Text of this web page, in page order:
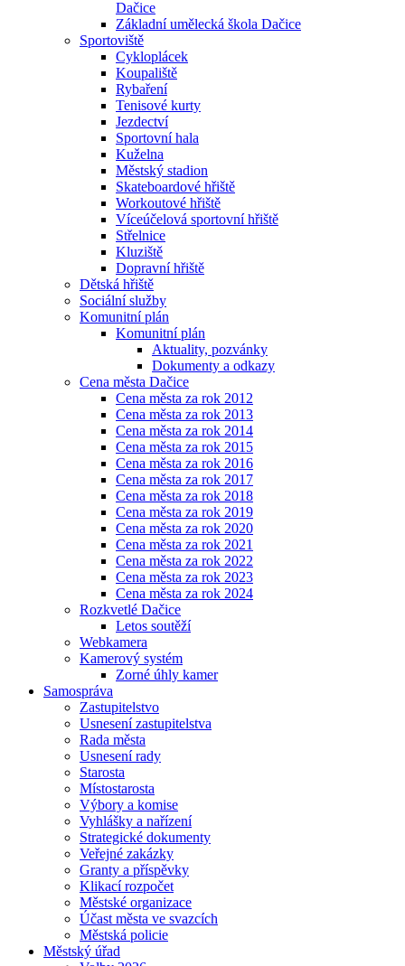
Dačice
Základní umělecká škola Dačice
Sportoviště
Cykloplácek
Koupaliště
Rybaření
Tenisové kurty
Jezdectví
Sportovní hala
Kuželna
Městský stadion
Skateboardové hřiště
Workoutové hřiště
Víceúčelová sportovní hřiště
Střelnice
Kluziště
Dopravní hřiště
Dětská hřiště
Sociální služby
Komunitní plán
Komunitní plán
Aktuality, pozvánky
Dokumenty a odkazy
Cena města Dačice
Cena města za rok 2012
Cena města za rok 2013
Cena města za rok 2014
Cena města za rok 2015
Cena města za rok 2016
Cena města za rok 2017
Cena města za rok 2018
Cena města za rok 2019
Cena města za rok 2020
Cena města za rok 2021
Cena města za rok 2022
Cena města za rok 2023
Cena města za rok 2024
Rozkvetlé Dačice
Letos soutěží
Webkamera
Kamerový systém
Zorné úhly kamer
Samospráva
Zastupitelstvo
Usnesení zastupitelstva
Rada města
Usnesení rady
Starosta
Místostarosta
Výbory a komise
Vyhlášky a nařízení
Strategické dokumenty
Veřejné zakázky
Granty a příspěvky
Klikací rozpočet
Městské organizace
Účast města ve svazcích
Městská policie
Městský úřad